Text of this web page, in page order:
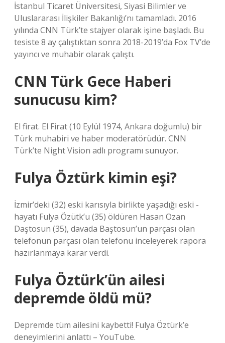
İstanbul Ticaret Üniversitesi, Siyasi Bilimler ve
Uluslararası İlişkiler Bakanlığı’nı tamamladı. 2016
yılında CNN Türk’te stajyer olarak işine başladı. Bu
tesiste 8 ay çalıştıktan sonra 2018-2019’da Fox TV’de
yayıncı ve muhabir olarak çalıştı.
CNN Türk Gece Haberi
sunucusu kim?
El firat. El Firat (10 Eylül 1974, Ankara doğumlu) bir
Türk muhabiri ve haber moderatörüdür. CNN
Türk’te Night Vision adlı programı sunuyor.
Fulya Öztürk kimin eşi?
İzmir’deki (32) eski karısıyla birlikte yaşadığı eski -
hayatı Fulya Özütk’u (35) öldüren Hasan Ozan
Daştosun (35), davada Baştosun’un parçası olan
telefonun parçası olan telefonu inceleyerek rapora
hazırlanmaya karar verdi.
Fulya Öztürk’ün ailesi
depremde öldü mü?
Depremde tüm ailesini kaybetti! Fulya Öztürk’e
deneyimlerini anlattı – YouTube.